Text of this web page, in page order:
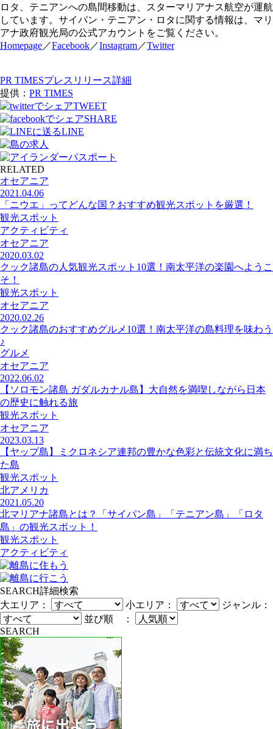
ロタ、テニアンへの島間移動は、スターマリアナス航空が運航
しています。サイパン・テニアン・ロタに関する情報は、マリ
アナ政府観光局の公式アカウントをご覧ください。
Homepage／Facebook／Instagram／Twitter
PR TIMESプレスリリース詳細
提供： PR TIMES
TWEET
SHARE
LINE
RELATED
オセアニア
2021.04.06
「ニウエ」ってどんな国？おすすめ観光スポットを厳選！
観光スポット
アクティビティ
オセアニア
2020.03.02
クック諸島の人気観光スポット10選！南太平洋の楽園へようこ
そ！
観光スポット
オセアニア
2020.02.26
クック諸島のおすすめグルメ10選！南太平洋の島料理を味わう
♪
グルメ
オセアニア
2022.06.02
【ソロモン諸島 ガダルカナル島】大自然を満喫しながら日本
の歴史に触れる旅
観光スポット
オセアニア
2023.03.13
【ヤップ島】ミクロネシア連邦の豊かな色彩と伝統文化に満ち
た島
観光スポット
北アメリカ
2021.05.20
北マリアナ諸島とは？「サイパン島」「テニアン島」「ロタ
島」の観光スポット！
観光スポット
アクティビティ
SEARCH詳細検索
大エリア：
小エリア：
ジャンル：
並び順 ：
SEARCH